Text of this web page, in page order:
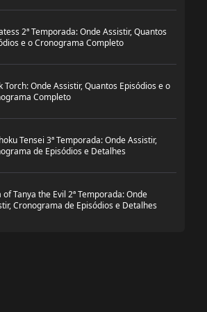
2ª Temporada: Onde Assistir, Quantos
e o Cronograma Completo
Torch: Onde Assistir, Quantos Episódios e o
Completo
Tensei 3ª Temporada: Onde Assistir,
de Episódios e Detalhes
of Tanya the Evil 2ª Temporada: Onde
Cronograma de Episódios e Detalhes